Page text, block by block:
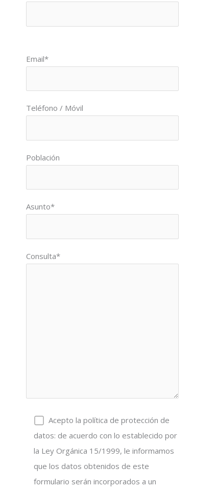
Email*
Teléfono / Móvil
Población
Asunto*
Consulta*
Acepto la política de protección de
datos: de acuerdo con lo establecido por
la Ley Orgánica 15/1999, le informamos
que los datos obtenidos de este
formulario serán incorporados a un